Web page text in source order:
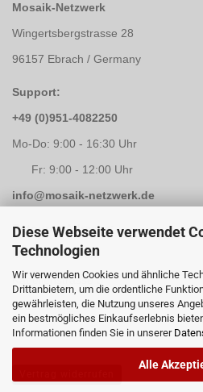
Diese Webseite verwendet
Technologien
Wir verwenden Cookies und ähnliche
Drittanbietern, um die ordentliche
gewährleisten, die Nutzung unseres
ein bestmögliches Einkaufserlebnis
Informationen finden Sie in unserer
Alle
Mosaik-Netzwerk
Wingertsbergstrasse 28
96157 Ebrach / Germany
Support:
+49 (0)951-4082250
Mo-Do: 9:00 - 16:30 Uhr
Fr: 9:00 - 12:00 Uhr
info@mosaik-netzwerk.de
Retouren Adresse:
Mosaik-Netzwerk
Kapellenstrasse 3
96117 Memmelsdorf / Lichteneiche